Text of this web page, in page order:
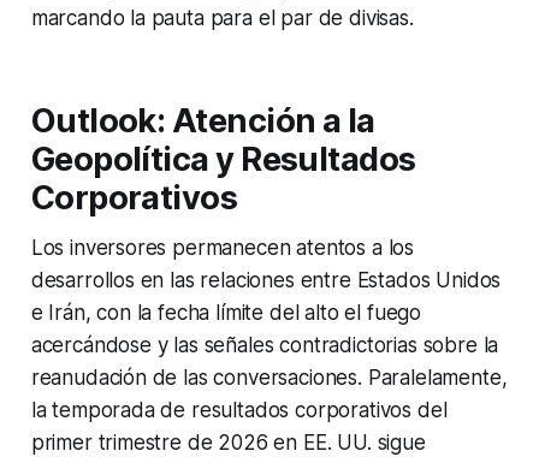
marcando la pauta para el par de divisas.
Outlook: Atención a la
Geopolítica y Resultados
Corporativos
Los inversores permanecen atentos a los
desarrollos en las relaciones entre Estados Unidos
e Irán, con la fecha límite del alto el fuego
acercándose y las señales contradictorias sobre la
reanudación de las conversaciones. Paralelamente,
la temporada de resultados corporativos del
primer trimestre de 2026 en EE. UU. sigue